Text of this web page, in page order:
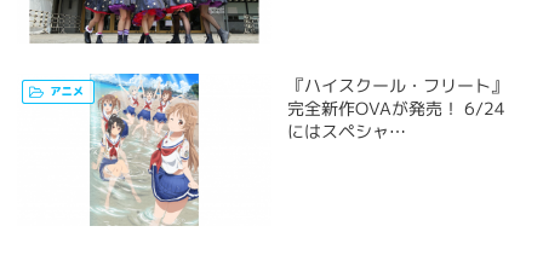
『ハイスクール・フリート』
完全新作OVAが発売！ 6/24
にはスペシャ…